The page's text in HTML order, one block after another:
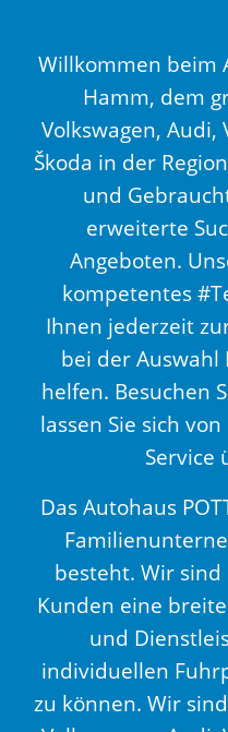
Willkommen beim
Hamm, dem
Volkswagen, Audi,
Škoda in der
und
erweiterte
Angeboten.
kompetentes
Ihnen jederzeit
bei der Auswahl
helfen. Besuchen
lassen Sie sich
Service
Das Autohaus
besteht. Wir
Kunden eine
und
individuellen
zu können. Wir